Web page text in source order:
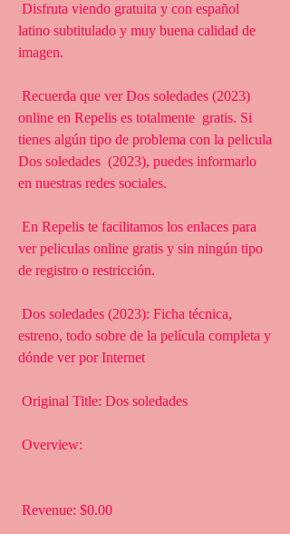
latino subtitulado y muy buena calidad de
imagen.
online en Repelis es totalmente  gratis. Si
tienes algún tipo de problema con la pelicula
Dos soledades  (2023), puedes informarlo
en nuestras redes sociales.
ver peliculas online gratis y sin ningún tipo
de registro o restricción.
estreno, todo sobre de la película completa y
dónde ver por Internet
Original Title: Dos soledades
Overview:
Revenue: $0.00